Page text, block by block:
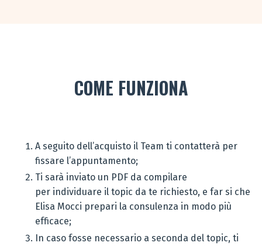
COME FUNZIONA
A seguito dell’acquisto il Team ti contatterà per
fissare l’appuntamento;
Ti sarà inviato un PDF da compilare
per individuare il topic da te richiesto, e far si che
Elisa Mocci prepari la consulenza in modo più
efficace;
In caso fosse necessario a seconda del topic, ti